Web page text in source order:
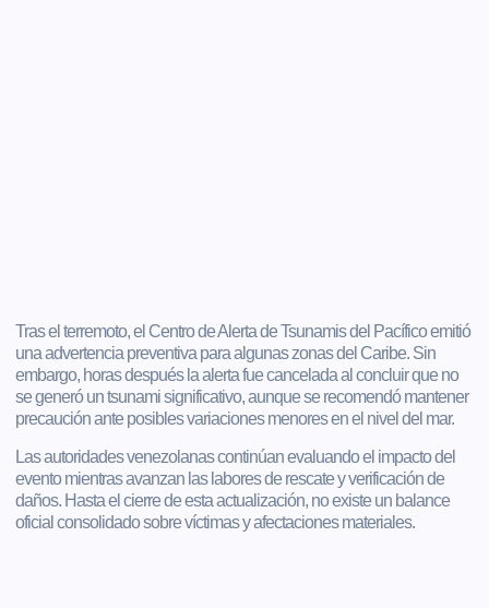
Tras el terremoto, el Centro de Alerta de Tsunamis del Pacífico emitió
una advertencia preventiva para algunas zonas del Caribe. Sin
embargo, horas después la alerta fue cancelada al concluir que no
se generó un tsunami significativo, aunque se recomendó mantener
precaución ante posibles variaciones menores en el nivel del mar.
Las autoridades venezolanas continúan evaluando el impacto del
evento mientras avanzan las labores de rescate y verificación de
daños. Hasta el cierre de esta actualización, no existe un balance
oficial consolidado sobre víctimas y afectaciones materiales.